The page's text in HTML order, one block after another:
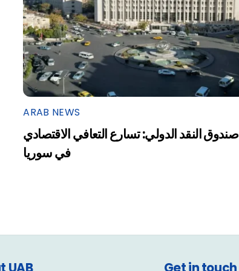
ARAB NEWS
صندوق النقد الدولي: تسارع التعافي الاقتصادي
في سوريا